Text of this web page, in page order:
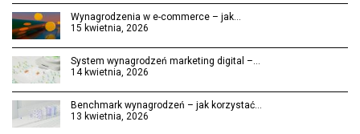
Wynagrodzenia w e-commerce – jak…
15 kwietnia, 2026
System wynagrodzeń marketing digital –…
14 kwietnia, 2026
Benchmark wynagrodzeń – jak korzystać…
13 kwietnia, 2026